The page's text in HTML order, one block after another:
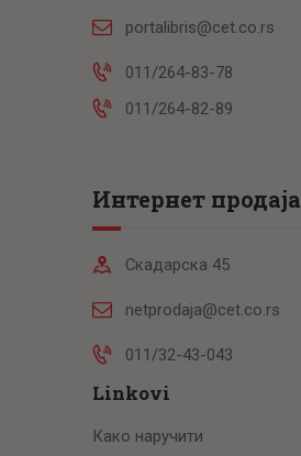
portalibris@cet.co.rs
011/264-83-78
011/264-82-89
Интернет продаја
Скадарска 45
netprodaja@cet.co.rs
011/32-43-043
Linkovi
Како наручити